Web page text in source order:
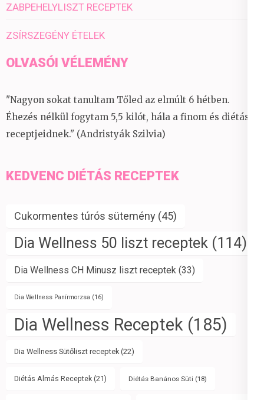
ZABPEHELYLISZT RECEPTEK
ZSÍRSZEGÉNY ÉTELEK
OLVASÓI VÉLEMÉNY
"Nagyon sokat tanultam Tőled az elmúlt 6 hétben.
Éhezés nélkül fogytam 5,5 kilót, hála a finom és diétás
receptjeidnek." (Andristyák Szilvia)
KEDVENC DIÉTÁS RECEPTEK
Cukormentes túrós sütemény (45)
Dia Wellness 50 liszt receptek (114)
Dia Wellness CH Minusz liszt receptek (33)
Dia Wellness Panírmorzsa (16)
Dia Wellness Receptek (185)
Dia Wellness Sütőliszt receptek (22)
Diétás Almás Receptek (21) Diétás Banános Süti (18)